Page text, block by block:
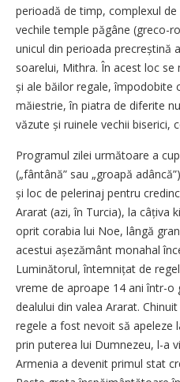
perioadă de timp, complexul
vechile temple păgâne (greco-
unicul din perioada precreștină
soarelui, Mithra. În acest loc
și ale băilor regale, împodobite
măiestrie, în piatra de diferite
văzute și ruinele vechii biserici,
Programul zilei următoare a
(„fântână” sau „groapă
și loc de pelerinaj pentru
Ararat (azi, în Turcia), la câțiva
oprit corabia lui Noe, lângă
acestui așezământ monahal
Luminătorul, întemnițat de
vreme de aproape 14 ani într-o
dealului din valea Ararat.
regele a fost nevoit să apeleze
prin puterea lui Dumnezeu, l-a
Armenia a devenit primul stat